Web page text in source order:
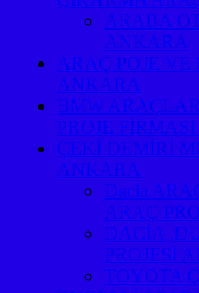
ARABA
ANKARA
ARAÇ POJE VE
ANKARA
BMW
PROJE
ÇEKİ DEMİRİ
ANKARA
Dacia
ARAÇ
DACİA
PROJESİ
TOYOTA